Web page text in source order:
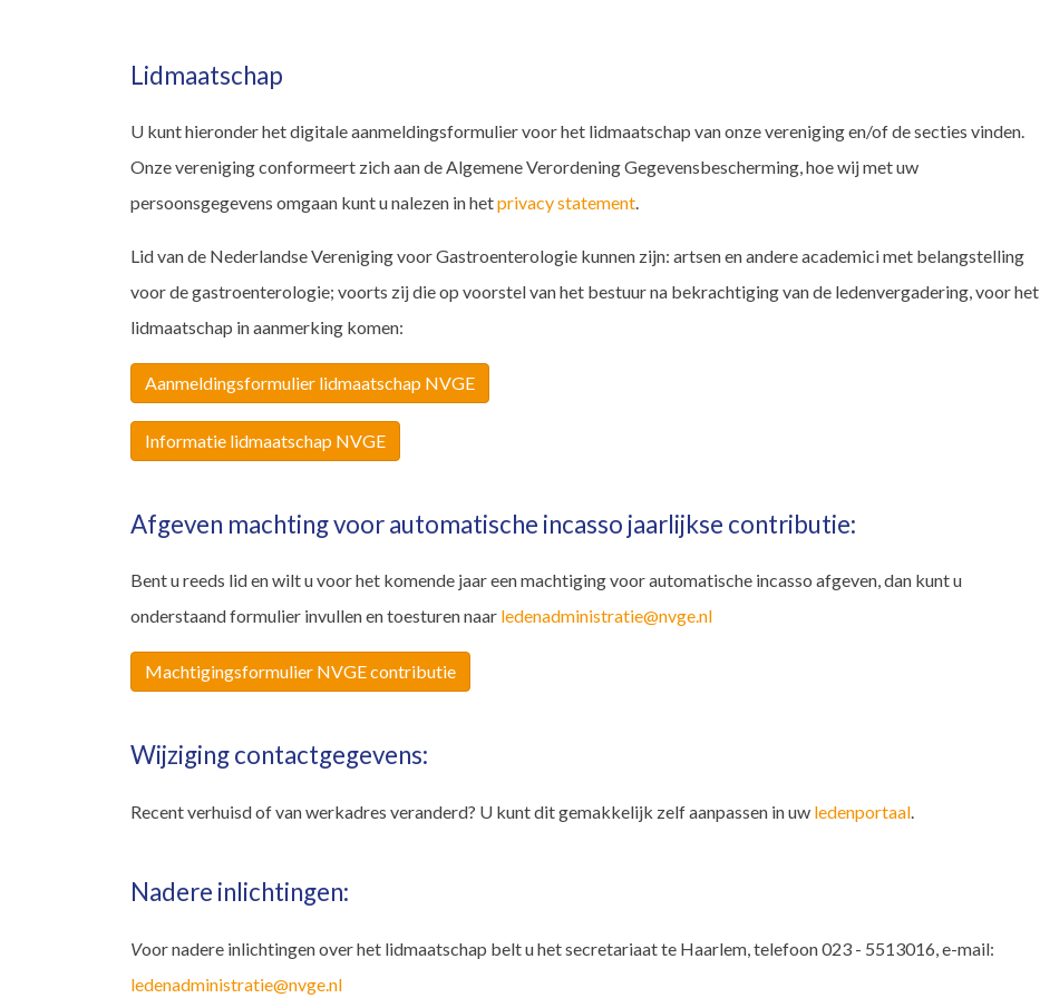
Lidmaatschap
U kunt hieronder het digitale aanmeldingsformulier voor het lidmaatschap van onze vereniging en/of de secties vinden.
Onze vereniging conformeert zich aan de Algemene Verordening Gegevensbescherming, hoe wij met uw
persoonsgegevens omgaan kunt u nalezen in hetprivacy statement.
Lid van de Nederlandse Vereniging voor Gastroenterologie kunnen zijn: artsen en andere academici met belangstelling
voor de gastroenterologie; voorts zij die op voorstel van het bestuur na bekrachtiging van de ledenvergadering, voor het
lidmaatschap in aanmerking komen:
Aanmeldingsformulier lidmaatschap NVGE
Informatie lidmaatschap NVGE
Afgeven machting voor automatische incasso jaarlijkse contributie:
Bent u reeds lid en wilt u voor het komende jaar een machtiging voor automatische incasso afgeven, dan kunt u
onderstaand formulier invullen en toesturen naar ledenadministratie@nvge.nl
Machtigingsformulier NVGE contributie
Wijziging contactgegevens:
Recent verhuisd of van werkadres veranderd? U kunt dit gemakkelijk zelf aanpassen in uw ledenportaal
Nadere inlichtingen:
Voor nadere inlichtingen over het lidmaatschap belt u het secretariaat te Haarlem, telefoon 023 - 5513016, e-mail:
ledenadministratie@nvge.nl